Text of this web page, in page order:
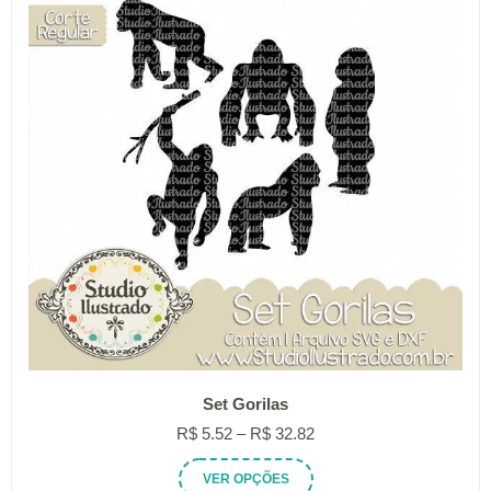
escolhidas
página
do
produto
Set Gorilas
R$ 5.52 – R$ 32.82Faixa
VER OPÇÕES